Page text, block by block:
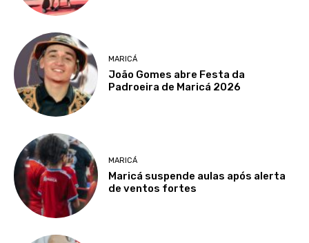
MARICÁ
João Gomes abre Festa da
Padroeira de Maricá 2026
MARICÁ
Maricá suspende aulas após alerta
de ventos fortes